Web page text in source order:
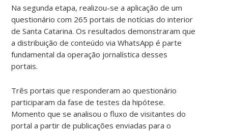
Na segunda etapa, realizou-se a aplicação de um
questionário com 265 portais de notícias do interior
de Santa Catarina. Os resultados demonstraram que
a distribuição de conteúdo via WhatsApp é parte
fundamental da operação jornalística desses
portais.
Três portais que responderam ao questionário
participaram da fase de testes da hipótese.
Momento que se analisou o fluxo de visitantes do
portal a partir de publicações enviadas para o